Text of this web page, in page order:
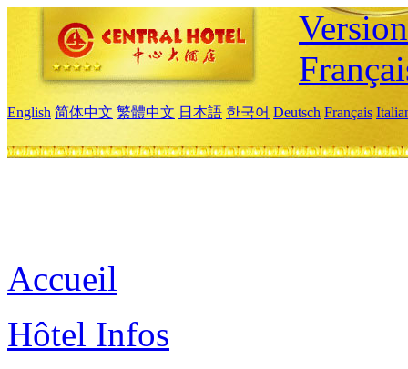
English 简体中文 繁體中文 日本語 한국어 Deutsch Français
Accueil
Hôtel Infos